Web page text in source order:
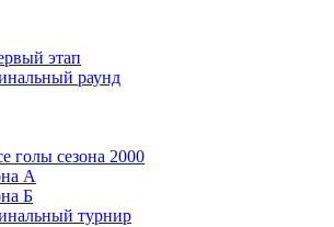
этап
раунд
голы сезона 2000
А
Б
турнир